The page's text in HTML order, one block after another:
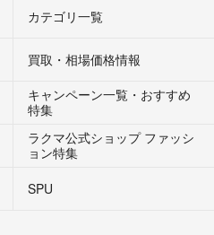
カテゴリ一覧
買取・相場価格情報
キャンペーン一覧・おすすめ
特集
ラクマ公式ショップ ファッシ
ョン特集
SPU